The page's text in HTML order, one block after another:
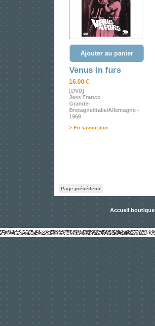
Ajouter au panier
Venus in furs
16.00 €
[DVD]
Jess Franco
Grande-
Bretagne/Italie/Allemagne -
1969
> En savoir plus
Page précédente
Accueil boutique